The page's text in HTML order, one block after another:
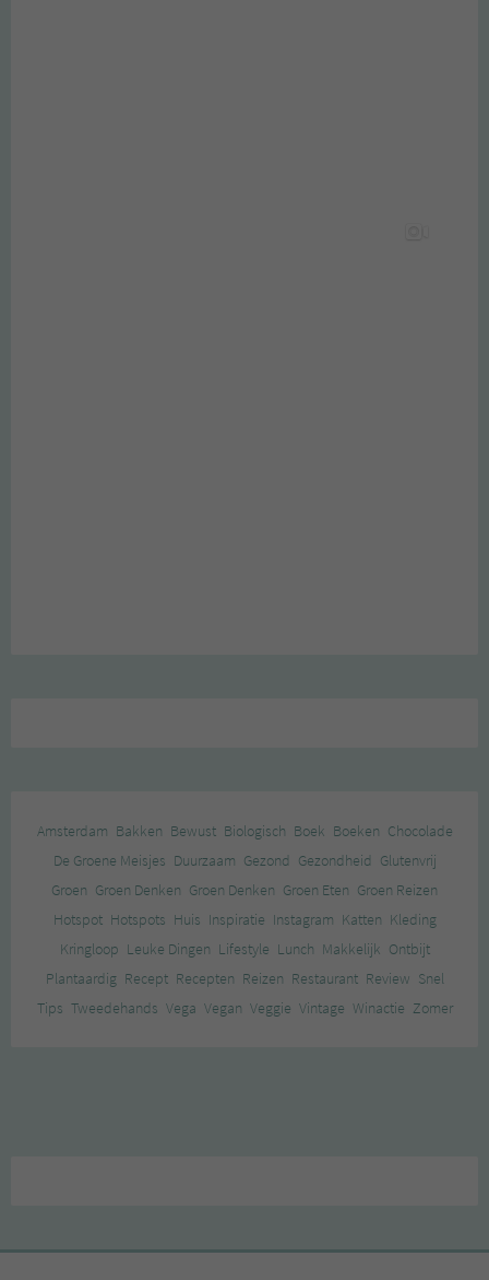
Amsterdam Bakken Bewust Biologisch Boek Boeken Chocolade
De Groene Meisjes Duurzaam Gezond Gezondheid Glutenvrij
Groen Groen Denken Groen Denken Groen Eten Groen Reizen
Hotspot Hotspots Huis Inspiratie Instagram Katten Kleding
Kringloop Leuke Dingen Lifestyle Lunch Makkelijk Ontbijt
Plantaardig Recept Recepten Reizen Restaurant Review Snel
Tips Tweedehands Vega Vegan Veggie Vintage Winactie Zomer